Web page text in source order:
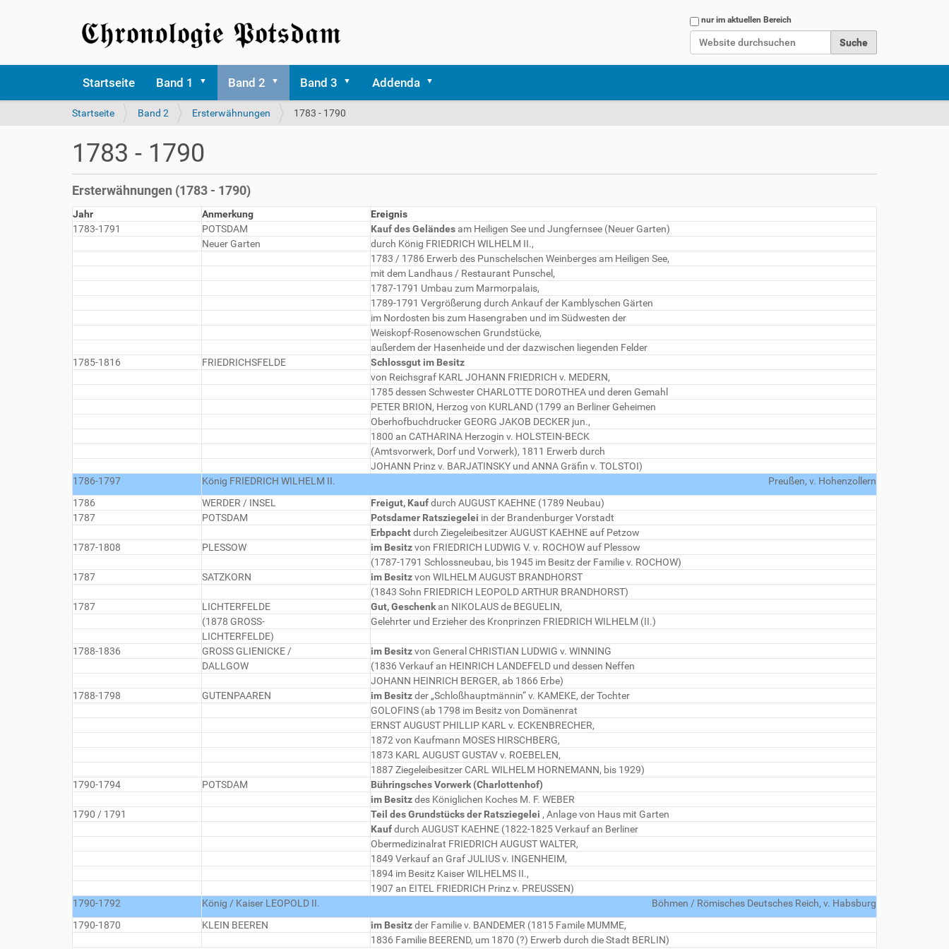
Website durchsuchen
nur im aktuellen Bereich
Startseite Band 1 Band 2 Band 3 Addenda
S
d
h
i
e
r
Startseite Band 2 Ersterwähnungen 1783 - 1790
1783 - 1790
Ersterwähnungen (1783 - 1790)
Jahr Anmerkung
Ereignis
1783-1791
POTSDAM Kauf des Geländes am Heiligen See und Jungfernsee (Neuer Garten)
Neuer Garten
durch König FRIEDRICH WILHELM II.,
1783 / 1786 Erwerb des Punschelschen Weinberges am Heiligen See,
mit dem Landhaus / Restaurant Punschel,
1787-1791 Umbau zum Marmorpalais,
1789-1791 Vergrößerung durch Ankauf der Kamblyschen Gärten
im Nordosten bis zum Hasengraben und im Südwesten der
Weiskopf-Rosenowschen Grundstücke,
außerdem der Hasenheide und der dazwischen liegenden Felder
1785-1816
FRIEDRICHSFELDE
Schlossgut im Besitz
von Reichsgraf KARL JOHANN FRIEDRICH v. MEDERN,
1785 dessen Schwester CHARLOTTE DOROTHEA und deren Gemahl
PETER BRION, Herzog von KURLAND (1799 an Berliner Geheimen
Oberhofbuchdrucker GEORG JAKOB DECKER jun.,
1800 an CATHARINA Herzogin v. HOLSTEIN-BECK
(Amtsvorwerk, Dorf und Vorwerk), 1811 Erwerb durch
JOHANN Prinz v. BARJATINSKY und ANNA Gräfin v. TOLSTOI)
1786-1797
König FRIEDRICH WILHELM II.
Preußen, v. Hohenzollern
1786
WERDER / INSEL Freigut, Kaufdurch AUGUST KAEHNE (1789 Neubau)
1787
POTSDAM Potsdamer Ratsziegelei in der Brandenburger Vorstadt
Erbpachtdurch Ziegeleibesitzer AUGUST KAEHNE auf Petzow
1787-1808
PLESSOW im Besitzvon FRIEDRICH LUDWIG V. v. ROCHOW auf Plessow
(1787-1791 Schlossneubau, bis 1945 im Besitz der Familie v. ROCHOW)
1787
SATZKORN im Besitzvon WILHELM AUGUST BRANDHORST
(1843 Sohn FRIEDRICH LEOPOLD ARTHUR BRANDHORST)
1787
LICHTERFELDE Gut, Geschenk an NIKOLAUS de BEGUELIN,
(1878 GROSS-
Gelehrter und Erzieher des Kronprinzen FRIEDRICH WILHELM (II.)
LICHTERFELDE)
1788-1836
GROSS GLIENICKE / im Besitzvon General CHRISTIAN LUDWIG v. WINNING
DALLGOW
(1836 Verkauf an HEINRICH LANDEFELD und dessen Neffen
JOHANN HEINRICH BERGER, ab 1866 Erbe)
1788-1798
GUTENPAAREN im Besitzder „Schloßhauptmännin“ v. KAMEKE, der Tochter
GOLOFINS (ab 1798 im Besitz von Domänenrat
ERNST AUGUST PHILLIP KARL v. ECKENBRECHER,
1872 von Kaufmann MOSES HIRSCHBERG,
1873 KARL AUGUST GUSTAV v. ROEBELEN,
1887 Ziegeleibesitzer CARL WILHELM HORNEMANN, bis 1929)
1790-1794
POTSDAM
Bühringsches Vorwerk (Charlottenhof)
im Besitzdes Königlichen Koches M. F. WEBER
1790 / 1791
Teil des Grundstücks der Ratsziegelei , Anlage von Haus mit Garten
Kaufdurch AUGUST KAEHNE (1822-1825 Verkauf an Berliner
Obermedizinalrat FRIEDRICH AUGUST WALTER,
1849 Verkauf an Graf JULIUS v. INGENHEIM,
1894 im Besitz Kaiser WILHELMS II.,
1907 an EITEL FRIEDRICH Prinz v. PREUSSEN)
1790-1792
König / Kaiser LEOPOLD II.
Böhmen / Römisches Deutsches Reich, v. Habsburg
1790-1870
KLEIN BEEREN im Besitzder Familie v. BANDEMER (1815 Famile MUMME,
1836 Familie BEEREND, um 1870 (?) Erwerb durch die Stadt BERLIN)